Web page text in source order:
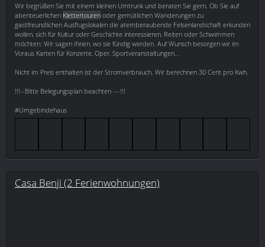
Wir begrüßen Sie mit einem kleinen Umtrunk und beraten Sie gern. Ob Sie auf
abenteuerlichen Klettertouren oder gemütlichen Wanderungen zu
gastfreundlichen Ausflugslokalen die atemberaubende Felsenlandschaft erkunden
wollen, sich für Kultur oder Geschichte interessieren, Reiten oder Schwimmen
möchten: Wir sagen Ihnen, wo sie fündig werden. Auf Wunsch besorgen wir im
Voraus Karten für Konzerte, Oper, Sportveranstaltungen...
Nicht im Preis enthalten ist der Stromverbrauch. Wir berechnen 30 Cent pro Kwh.
!!!--Bitte Belegungsplan beachten ---!!!
#Umgebindehaus
Casa Benji (2 Ferienwohnungen)